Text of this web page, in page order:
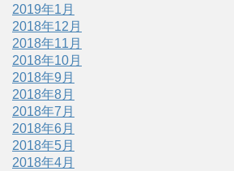
2019年1月
2018年12月
2018年11月
2018年10月
2018年9月
2018年8月
2018年7月
2018年6月
2018年5月
2018年4月